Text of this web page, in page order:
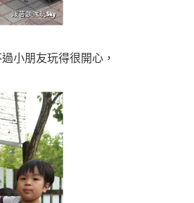
小朋友玩得很開心，